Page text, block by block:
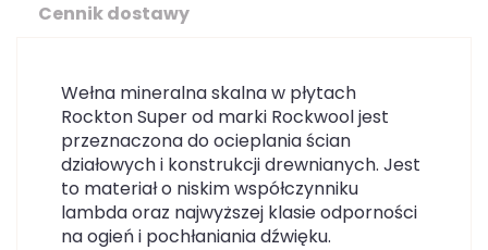
Cennik dostawy
Wełna mineralna skalna w płytach
Rockton Super od marki Rockwool jest
przeznaczona do ocieplania ścian
działowych i konstrukcji drewnianych. Jest
to materiał o niskim współczynniku
lambda oraz najwyższej klasie odporności
na ogień i pochłaniania dźwięku.